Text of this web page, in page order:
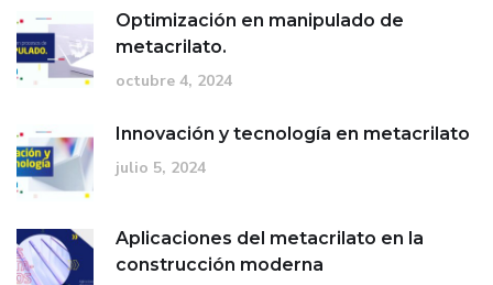
Optimización en manipulado de
metacrilato.
octubre 4, 2024
Innovación y tecnología en metacrilato
julio 5, 2024
Aplicaciones del metacrilato en la
construcción moderna